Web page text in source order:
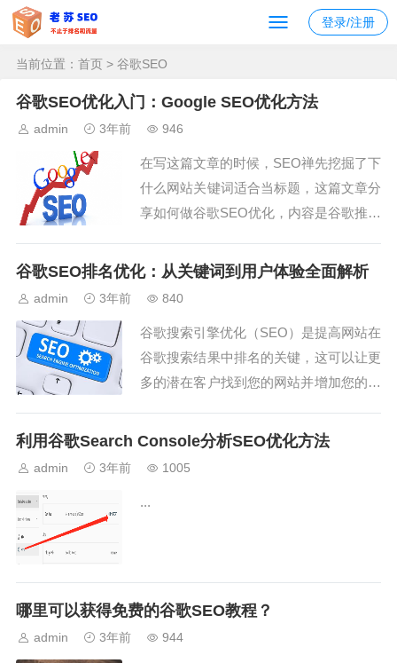
登录/注册
当前位置： 首页 > 谷歌SEO
谷歌SEO优化入门：Google SEO优化方法
admin 3年前 946
在写这篇文章的时候，SEO禅先挖掘了下
什么网站关键词适合当标题，这篇文章分
享如何做谷歌SEO优化，内容是谷歌推荐
为标题关键词，考虑了下这么零散的知识
方法，但是对于百度搜索引擎优化也是通
用...
谷歌SEO排名优化：从关键词到用户体验全面解析
admin 3年前 840
谷歌搜索引擎优化（SEO）是提高网站在
谷歌搜索结果中排名的关键，这可以让更
多的潜在客户找到您的网站并增加您的品
并不是一件容易的事情，需要综合考虑众
户体验方面的一些重要技巧，帮助您全面
利用谷歌Search Console分析SEO优化方法
admin 3年前 1005
...
哪里可以获得免费的谷歌SEO教程？
admin 3年前 944